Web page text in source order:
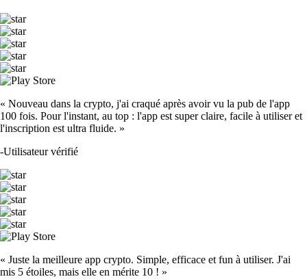
« Nouveau dans la crypto, j'ai craqué après avoir vu la pub de l'app
100 fois. Pour l'instant, au top : l'app est super claire, facile à utiliser et
l'inscription est ultra fluide. »
-Utilisateur vérifié
« Juste la meilleure app crypto. Simple, efficace et fun à utiliser. J'ai
mis 5 étoiles, mais elle en mérite 10 ! »